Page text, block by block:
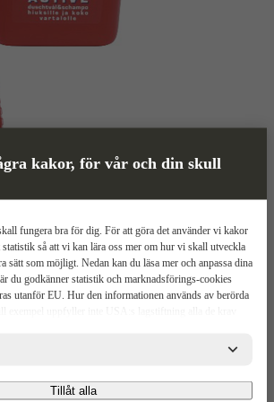
kakor, för vår och din skull
fungera bra för dig. För att göra det använder vi kakor
så att vi kan lära oss mer om hur vi skall utveckla
sätt som möjligt. Nedan kan du läsa mer och anpassa dina
du godkänner statistik och marknadsförings-cookies
utanför EU. Hur den informationen används av berörda
exempel uppfyller inte USA:s lagstiftning alla de krav
De berörda bolagen måste lämna över uppgifter till
i USA om de får en sådan begäran. Det kan dock
som de brottsbekämpande myndigheterna har
Tillåt alla
Active
Teknisk spec Upp